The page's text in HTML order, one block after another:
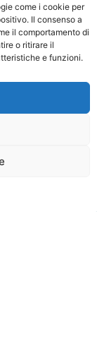
come i cookie per
Il consenso a
il comportamento di
o ritirare il
e funzioni.